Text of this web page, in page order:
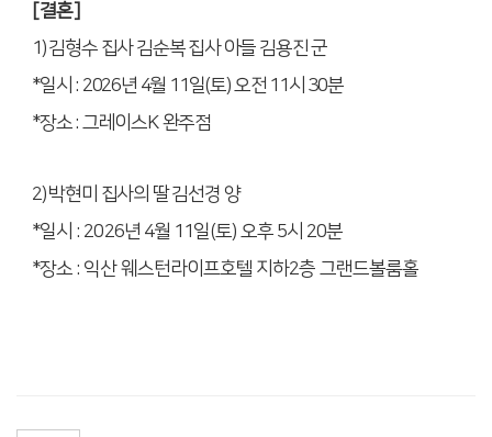
[결혼]
1)김형수 집사 김순복 집사 아들 김용진 군
*일시 : 2026년 4월 11일(토)오전 11시 30분
*장소: 그레이스K완주점
2)박현미 집사의 딸 김선경 양
*일시 : 2026년 4월 11일(토) 오후 5시 20분
*장소 : 익산 웨스턴라이프호텔 지하2층 그랜드볼룸홀